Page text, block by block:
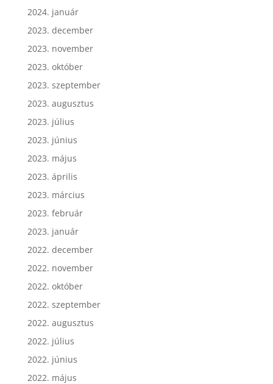
2024. január
2023. december
2023. november
2023. október
2023. szeptember
2023. augusztus
2023. július
2023. június
2023. május
2023. április
2023. március
2023. február
2023. január
2022. december
2022. november
2022. október
2022. szeptember
2022. augusztus
2022. július
2022. június
2022. május